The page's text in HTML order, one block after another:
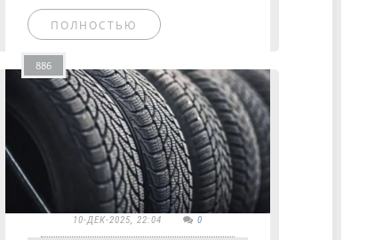
ПОЛНОСТЬЮ
886
10-ДЕК-2025, 22:04 0